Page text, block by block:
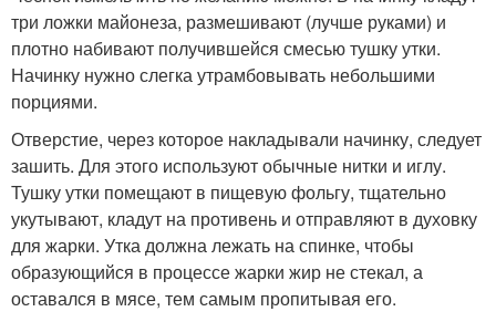
три ложки майонеза, размешивают (лучше руками) и
плотно набивают получившейся смесью тушку утки.
Начинку нужно слегка утрамбовывать небольшими
порциями.
Отверстие, через которое накладывали начинку, следует
зашить. Для этого используют обычные нитки и иглу.
Тушку утки помещают в пищевую фольгу, тщательно
укутывают, кладут на противень и отправляют в духовку
для жарки. Утка должна лежать на спинке, чтобы
образующийся в процессе жарки жир не стекал, а
оставался в мясе, тем самым пропитывая его.